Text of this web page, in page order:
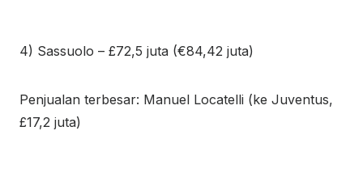
4) Sassuolo – £72,5 juta (€84,42 juta)
Penjualan terbesar: Manuel Locatelli (ke Juventus,
£17,2 juta)